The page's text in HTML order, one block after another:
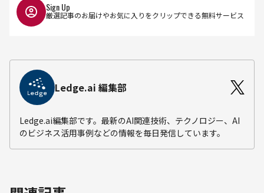
Sign Up
厳選記事のお届けやお気に入りをクリップできる無料サービス
Ledge.ai 編集部
Ledge.ai編集部です。最新のAI関連技術、テクノロジー、AI
のビジネス活用事例などの情報を毎日発信しています。